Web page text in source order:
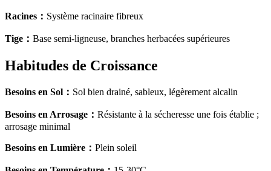
Racines ： Système racinaire fibreux
Tige ： Base semi-ligneuse, branches herbacées supérieures
Habitudes de Croissance
Besoins en Sol ： Sol bien drainé, sableux, légèrement alcalin
Besoins en Arrosage ： Résistante à la sécheresse une fois établie ;
arrosage minimal
Besoins en Lumière ： Plein soleil